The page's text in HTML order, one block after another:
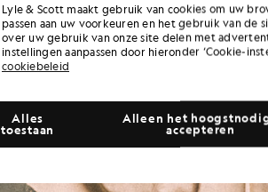
Lyle & Scott maakt gebruik van cookies om uw
passen aan uw voorkeuren en het gebruik van de
over uw gebruik van onze site delen met
instellingen aanpassen door hieronder ‘Cookie-
cookiebeleid
Alleen het
accepteren
Alles
toestaan